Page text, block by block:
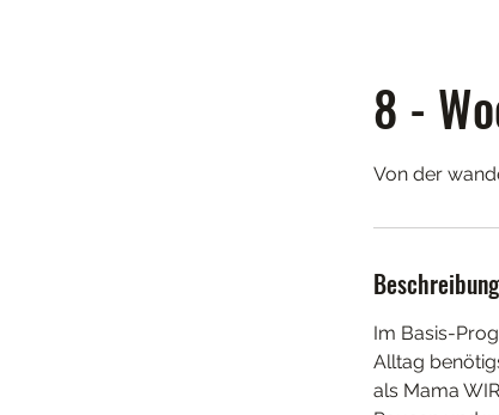
8 -
Von der
Beschreibung
Im Basis-
Alltag
als Mama